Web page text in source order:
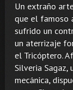
Un extraño
que el famoso
sufrido un
un aterrizaje
el Tricóptero.
Silveria Sagaz,
mecánica,